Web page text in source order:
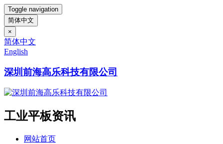
Toggle navigation
简体中文
×
简体中文
English
深圳前海高乐科技有限公司
工业平板资讯
网站首页